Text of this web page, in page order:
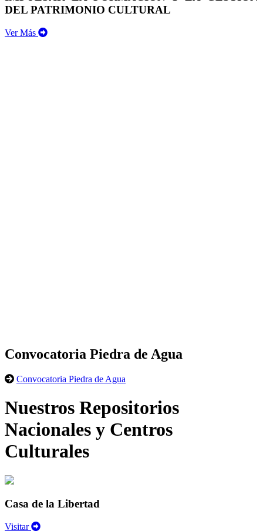
DEL PATRIMONIO CULTURAL
Ver Más
Convocatoria Piedra de Agua
Convocatoria Piedra de Agua
Nuestros Repositorios
Nacionales y Centros
Culturales
Casa de la Libertad
Visitar